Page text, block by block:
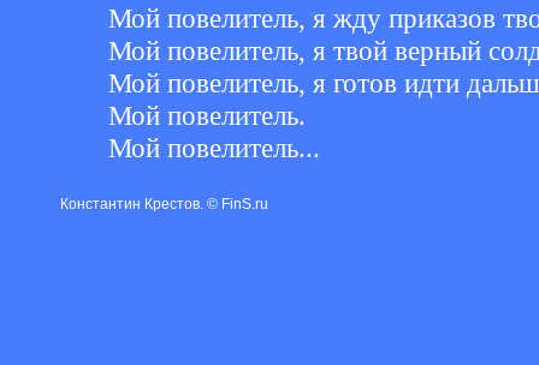
Мой повелитель, я жду приказов
Мой повелитель, я твой верный
Мой повелитель, я готов идти
Мой повелитель.
Мой повелитель...
Константин Крестов. © FinS.ru